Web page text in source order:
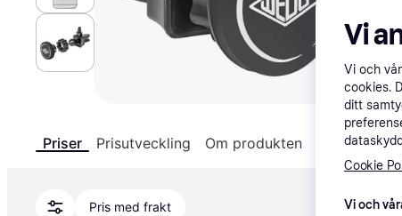
Priser Prisutveckling Om produkten
Pris med frakt
Vi
Vi och
cookies.
ditt
Cookie
Vi och